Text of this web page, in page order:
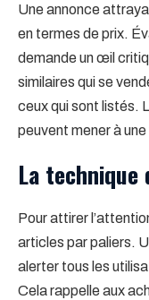
Une annonce
en termes de prix.
demande un œil
similaires qui se
ceux qui sont listés.
peuvent mener à
La
Pour attirer
articles par paliers.
alerter tous les
Cela rappelle aux